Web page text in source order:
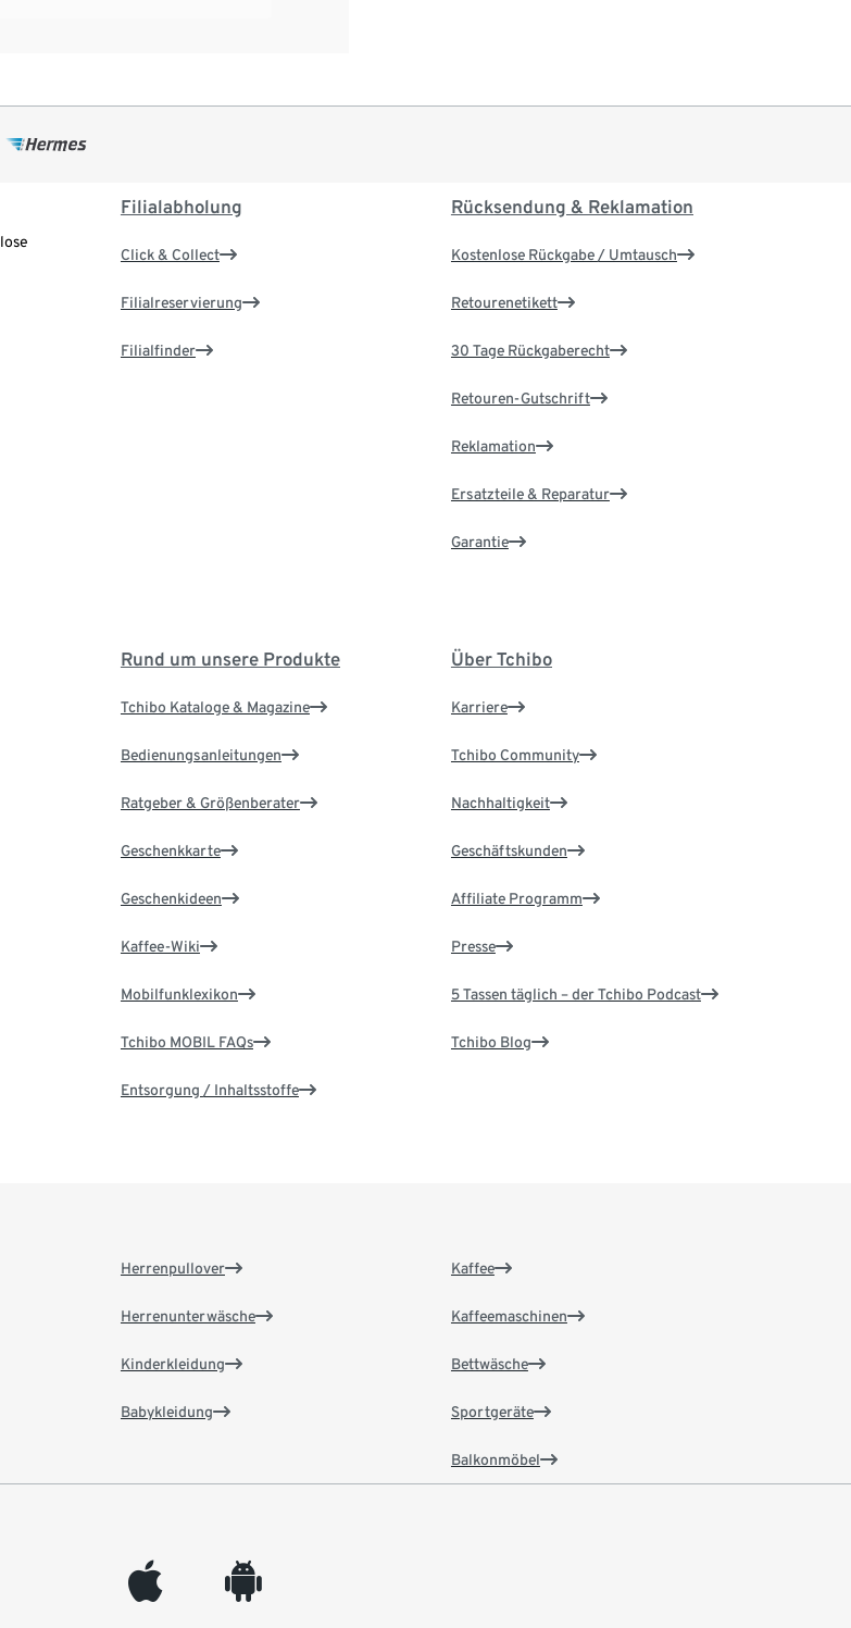
Filialabholung
Click & Collect
Filialreservierung
Filialfinder
Rücksendung & Reklamation
Kostenlose Rückgabe / Umtausch
Retourenetikett
30 Tage Rückgaberecht
Retouren-Gutschrift
Reklamation
Ersatzteile & Reparatur
Garantie
Rund um unsere Produkte
Tchibo Kataloge & Magazine
Bedienungsanleitungen
Ratgeber & Größenberater
Geschenkkarte
Geschenkideen
Kaffee-Wiki
Mobilfunklexikon
Tchibo MOBIL FAQs
Entsorgung / Inhaltsstoffe
Über Tchibo
Karriere
Tchibo Community
Nachhaltigkeit
Geschäftskunden
Affiliate Programm
Presse
5 Tassen täglich – der Tchibo Podcast
Tchibo Blog
Herrenpullover
Herrenunterwäsche
Kinderkleidung
Babykleidung
Kaffee
Kaffeemaschinen
Bettwäsche
Sportgeräte
Balkonmöbel
appleinc android